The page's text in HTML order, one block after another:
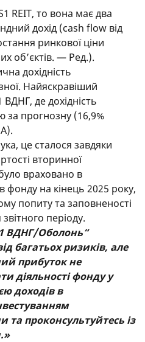
REIT, то вона має два
дохід (cash flow від
ринкової ціни
об’єктів. — Ред.).
дохідність
Найяскравіший
де дохідність
прогнозну (16,9%
це сталося завдяки
вторинної
враховано в
фонду на кінець 2025 року,
попиту та заповненості
періоду.
ВДНГ/Оболонь“
багатьох ризиків, але
прибуток не
діяльності фонду у
доходів в
проконсультуйтесь із